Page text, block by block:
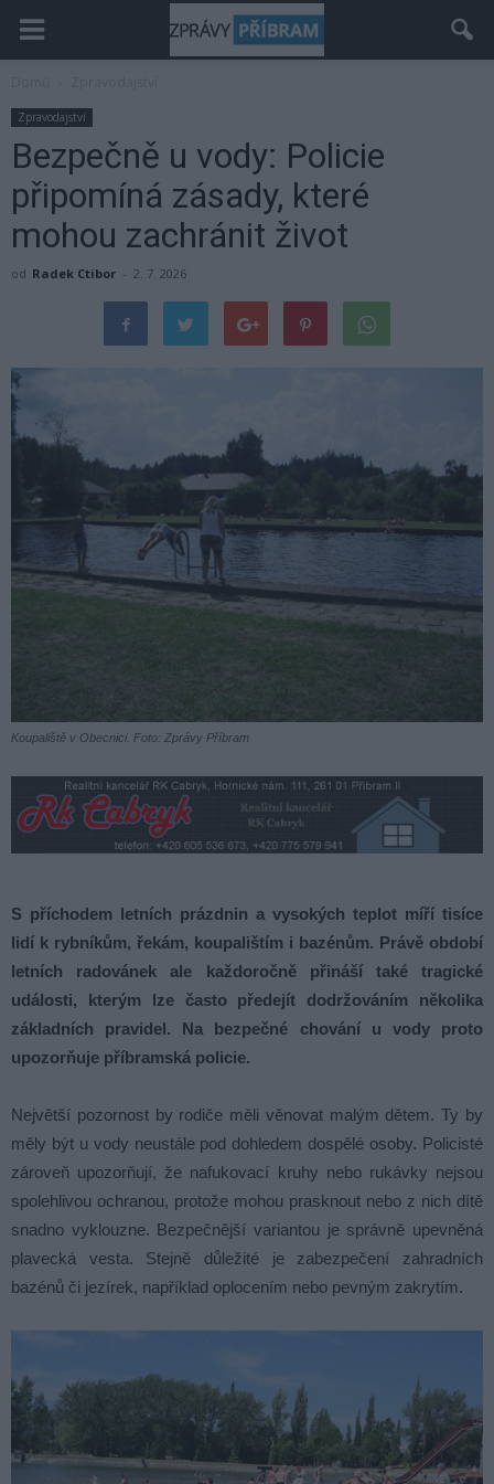
Zpravodajství
Bezpečně u vody: Policie
připomíná zásady, které
mohou zachránit život
od Radek Ctibor - 2. 7. 2026
Koupaliště v Obecnici. Foto: Zprávy Příbram
S příchodem letních prázdnin a vysokých teplot míří tisíce
lidí k rybníkům, řekám, koupalištím i bazénům. Právě období
letních radovánek ale každoročně přináší také tragické
události, kterým lze často předejít dodržováním několika
základních pravidel. Na bezpečné chování u vody proto
upozorňuje příbramská policie.
Největší pozornost by rodiče měli věnovat malým dětem. Ty by
měly být u vody neustále pod dohledem dospělé osoby. Policisté
zároveň upozorňují, že nafukovací kruhy nebo rukávky nejsou
spolehlivou ochranou, protože mohou prasknout nebo z nich dítě
snadno vyklouzne. Bezpečnější variantou je správně upevněná
plavecká vesta. Stejně důležité je zabezpečení zahradních
bazénů či jezírek, například oplocením nebo pevným zakrytím.